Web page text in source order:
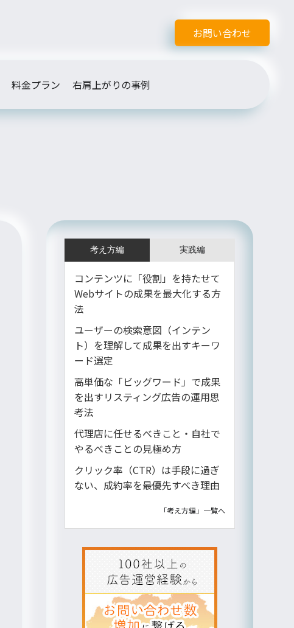
お問い合わせ
料金プラン 右肩上がりの事例
考え方編 実践編
コンテンツに「役割」を持たせて
Webサイトの成果を最大化する方
法
ユーザーの検索意図（インテン
ト）を理解して成果を出すキーワ
ード選定
高単価な「ビッグワード」で成果
を出すリスティング広告の運用思
考法
代理店に任せるべきこと・自社で
やるべきことの見極め方
クリック率（CTR）は手段に過ぎ
ない、成約率を最優先すべき理由
「考え方編」一覧へ